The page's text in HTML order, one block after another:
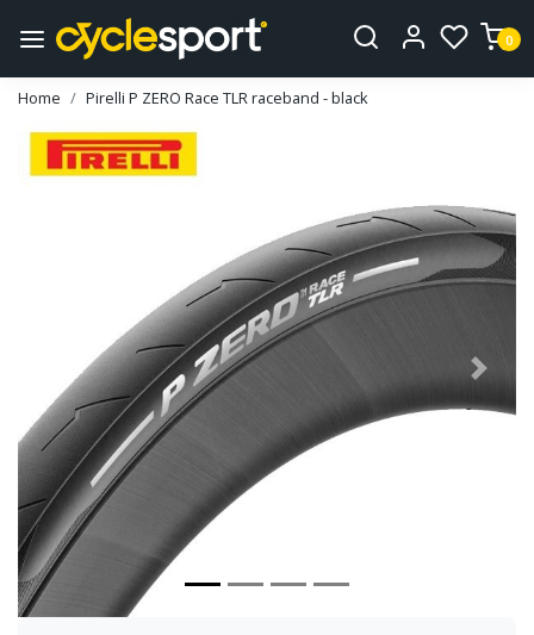
0
Home Pirelli P ZERO Race TLR raceband - black
Vorige